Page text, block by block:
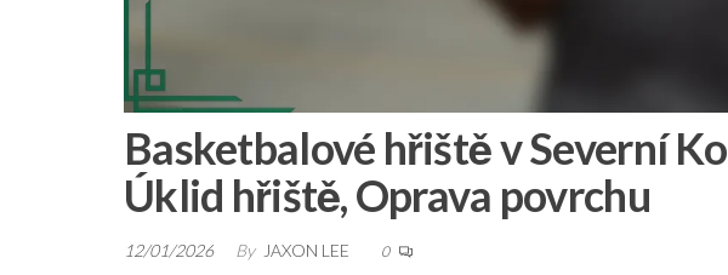
Basketbalové hřiště v Severní
Úklid hřiště, Oprava povrchu
12/01/2026 By JAXON LEE 0